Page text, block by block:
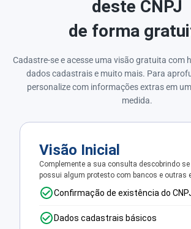
deste CNPJ
de forma
Cadastre-se e acesse uma visão gratuita com
dados cadastrais e muito mais. Para
personalize com informações extras em
medida.
Visão Inicial
Complemente a sua consulta descobrindo se
possui algum protesto com bancos e outras
Confirmação de existência do
Dados cadastrais básicos